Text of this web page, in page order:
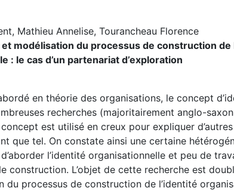
Mathieu Annelise, Tourancheau Florence
modélisation du processus de construction de
: le cas d’un partenariat d’exploration
en théorie des organisations, le concept
recherches (majoritairement anglo-
est utilisé en creux pour expliquer
que tel. On constate ainsi une certaine
l’identité organisationnelle et peu de
construction. L’objet de cette recherche est
du processus de construction de l’identité